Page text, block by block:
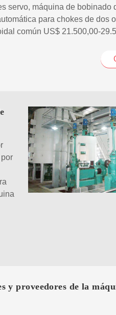
servo, máquina de bobinado
para chokes de dos
común US$ 21.500,00-
y proveedores de la